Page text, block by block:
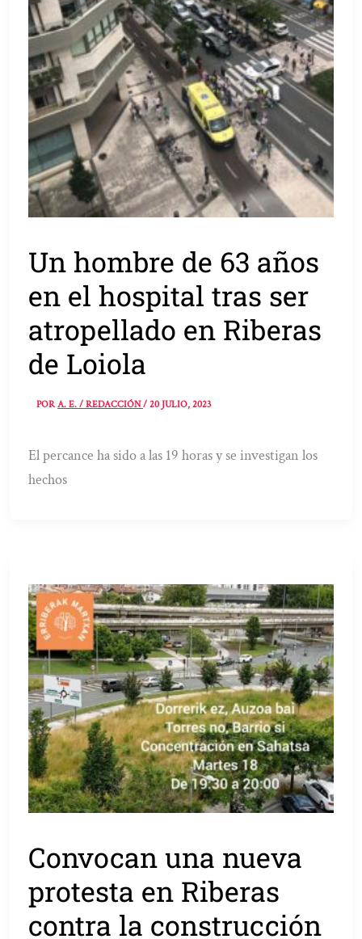
Un hombre de 63 años
en el hospital tras ser
atropellado en Riberas
de Loiola
PORA. E. / REDACCIÓN/20 JULIO, 2023
El percance ha sido a las 19 horas y se investigan los
hechos
Convocan una nueva
protesta en Riberas
contra la construcción